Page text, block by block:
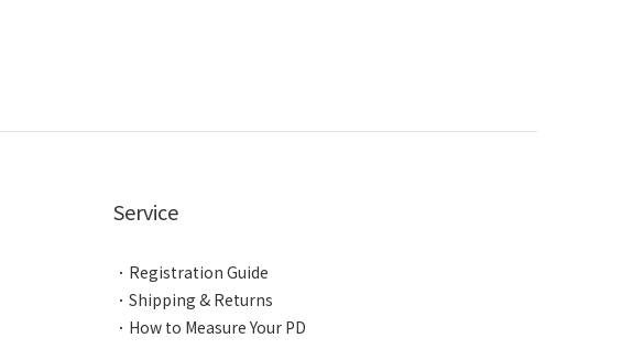
Service
． Registration Guide
． Shipping & Returns
． How to Measure Your PD